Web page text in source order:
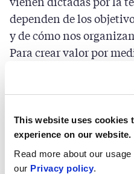
This website uses cookies
experience on our website.
Read more about our
our Privacy policy.
dependen de los
y de cómo nos
Para crear valor por
que abordar al mismo
interdependientes y
forma a esa cultura y,
participar activamente
utilizar la tecnología.